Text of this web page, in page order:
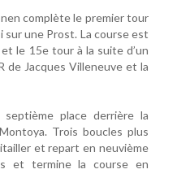
complète le premier tour
sur une Prost. La course est
le 15e tour à la suite d’un
de Jacques Villeneuve et la
place derrière la
Trois boucles plus
et repart en neuvième
et termine la course en